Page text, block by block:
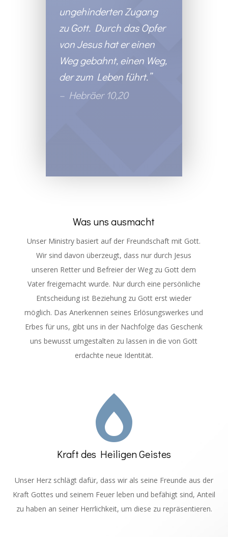
ungehinderten Zugang
zu Gott. Durch das Opfer
von Jesus hat er einen
Weg gebahnt, einen Weg,
der zum Leben führt.”
– Hebräer 10,20
Was uns ausmacht
Unser Ministry basiert auf der Freundschaft mit Gott.
Wir sind davon überzeugt, dass nur durch Jesus
unseren Retter und Befreier der Weg zu Gott dem
Vater freigemacht wurde. Nur durch eine persönliche
Entscheidung ist Beziehung zu Gott erst wieder
möglich. Das Anerkennen seines Erlösungswerkes und
Erbes für uns, gibt uns in der Nachfolge das Geschenk
uns bewusst umgestalten zu lassen in die von Gott
erdachte neue Identität.

Kraft des Heiligen Geistes
Unser Herz schlägt dafür, dass wir als seine Freunde aus der
Kraft Gottes und seinem Feuer leben und befähigt sind, Anteil
zu haben an seiner Herrlichkeit, um diese zu repräsentieren.